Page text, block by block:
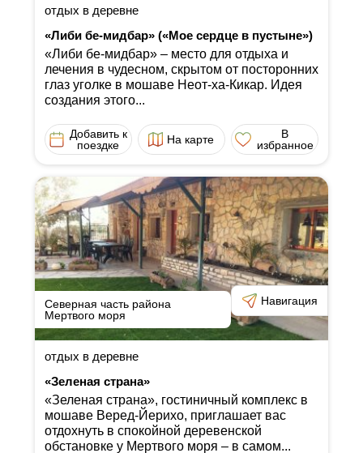
отдых в деревне
«Либи бе-мидбар» («Мое сердце в пустыне»)
«Либи бе-мидбар» ‒ место для отдыха и
лечения в чудесном, скрытом от посторонних
глаз уголке в мошаве Неот-ха-Кикар. Идея
создания этого...
Добавить к
поездке
На карте
В
избранное
Северная часть района
Мертвого моря
Навигация
отдых в деревне
«Зеленая страна»
«Зеленая страна», гостиничный комплекс в
мошаве Веред-Йерихо, приглашает вас
отдохнуть в спокойной деревенской
обстановке у Мертвого моря ‒ в самом...